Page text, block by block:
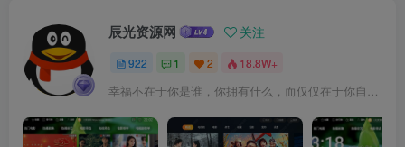
辰光资源网 关注
922 1 2 18.8W+